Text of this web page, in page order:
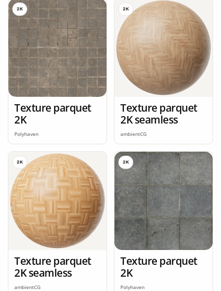
2K
Texture parquet
2K
Polyhaven
2K
Texture parquet
2K seamless
ambientCG
2K
Texture parquet
2K seamless
ambientCG
2K
Texture parquet
2K
Polyhaven